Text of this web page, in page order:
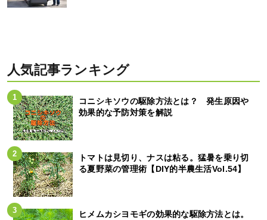
人気記事ランキング
コニシキソウの駆除方法とは？ 発生原因や
効果的な予防対策を解説
トマトは見切り、ナスは粘る。猛暑を乗り切
る夏野菜の管理術【DIY的半農生活Vol.54】
ヒメムカシヨモギの効果的な駆除方法とは。